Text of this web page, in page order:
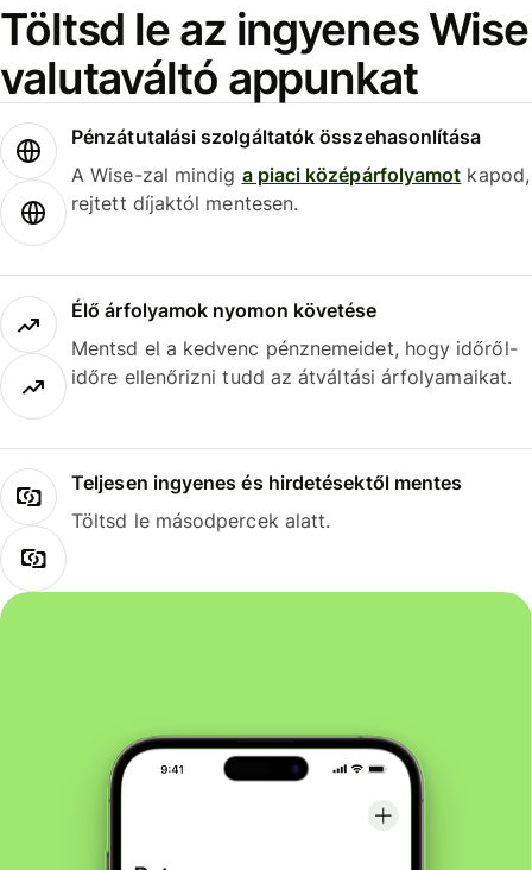
Töltsd le az ingyenes Wise
valutaváltó appunkat
Pénzátutalási szolgáltatók összehasonlítása
A Wise-zal mindig a piaci középárfolyamot kapod,
rejtett díjaktól mentesen.
Élő árfolyamok nyomon követése
Mentsd el a kedvenc pénznemeidet, hogy időről-
időre ellenőrizni tudd az átváltási árfolyamaikat.
Teljesen ingyenes és hirdetésektől mentes
Töltsd le másodpercek alatt.